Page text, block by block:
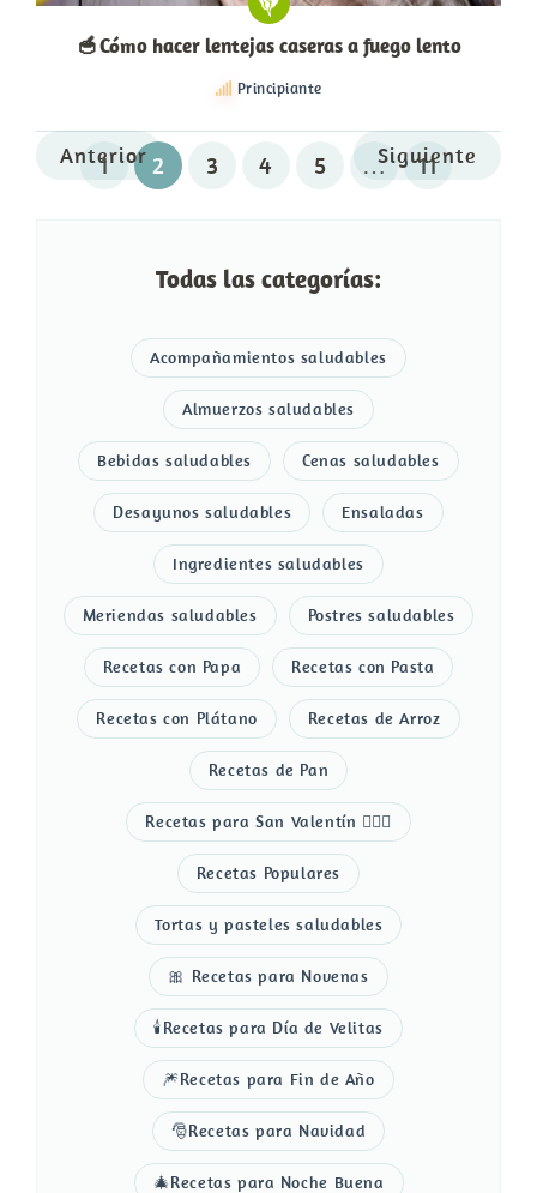
🥣 Cómo hacer lentejas caseras a fuego lento
Principiante
Anterior
1 2 3 4 5 … 11
Siguiente
Todas las categorías:
Acompañamientos saludables
Almuerzos saludables
Bebidas saludables Cenas saludables
Desayunos saludables Ensaladas
Ingredientes saludables
Meriendas saludables Postres saludables
Recetas con Papa Recetas con Pasta
Recetas con Plátano Recetas de Arroz
Recetas de Pan
Recetas para San Valentín 👩‍❤️‍👨
Recetas Populares
Tortas y pasteles saludables
🎀 Recetas para Novenas
🕯️Recetas para Día de Velitas
🎆Recetas para Fin de Año
🎅Recetas para Navidad
🎄Recetas para Noche Buena